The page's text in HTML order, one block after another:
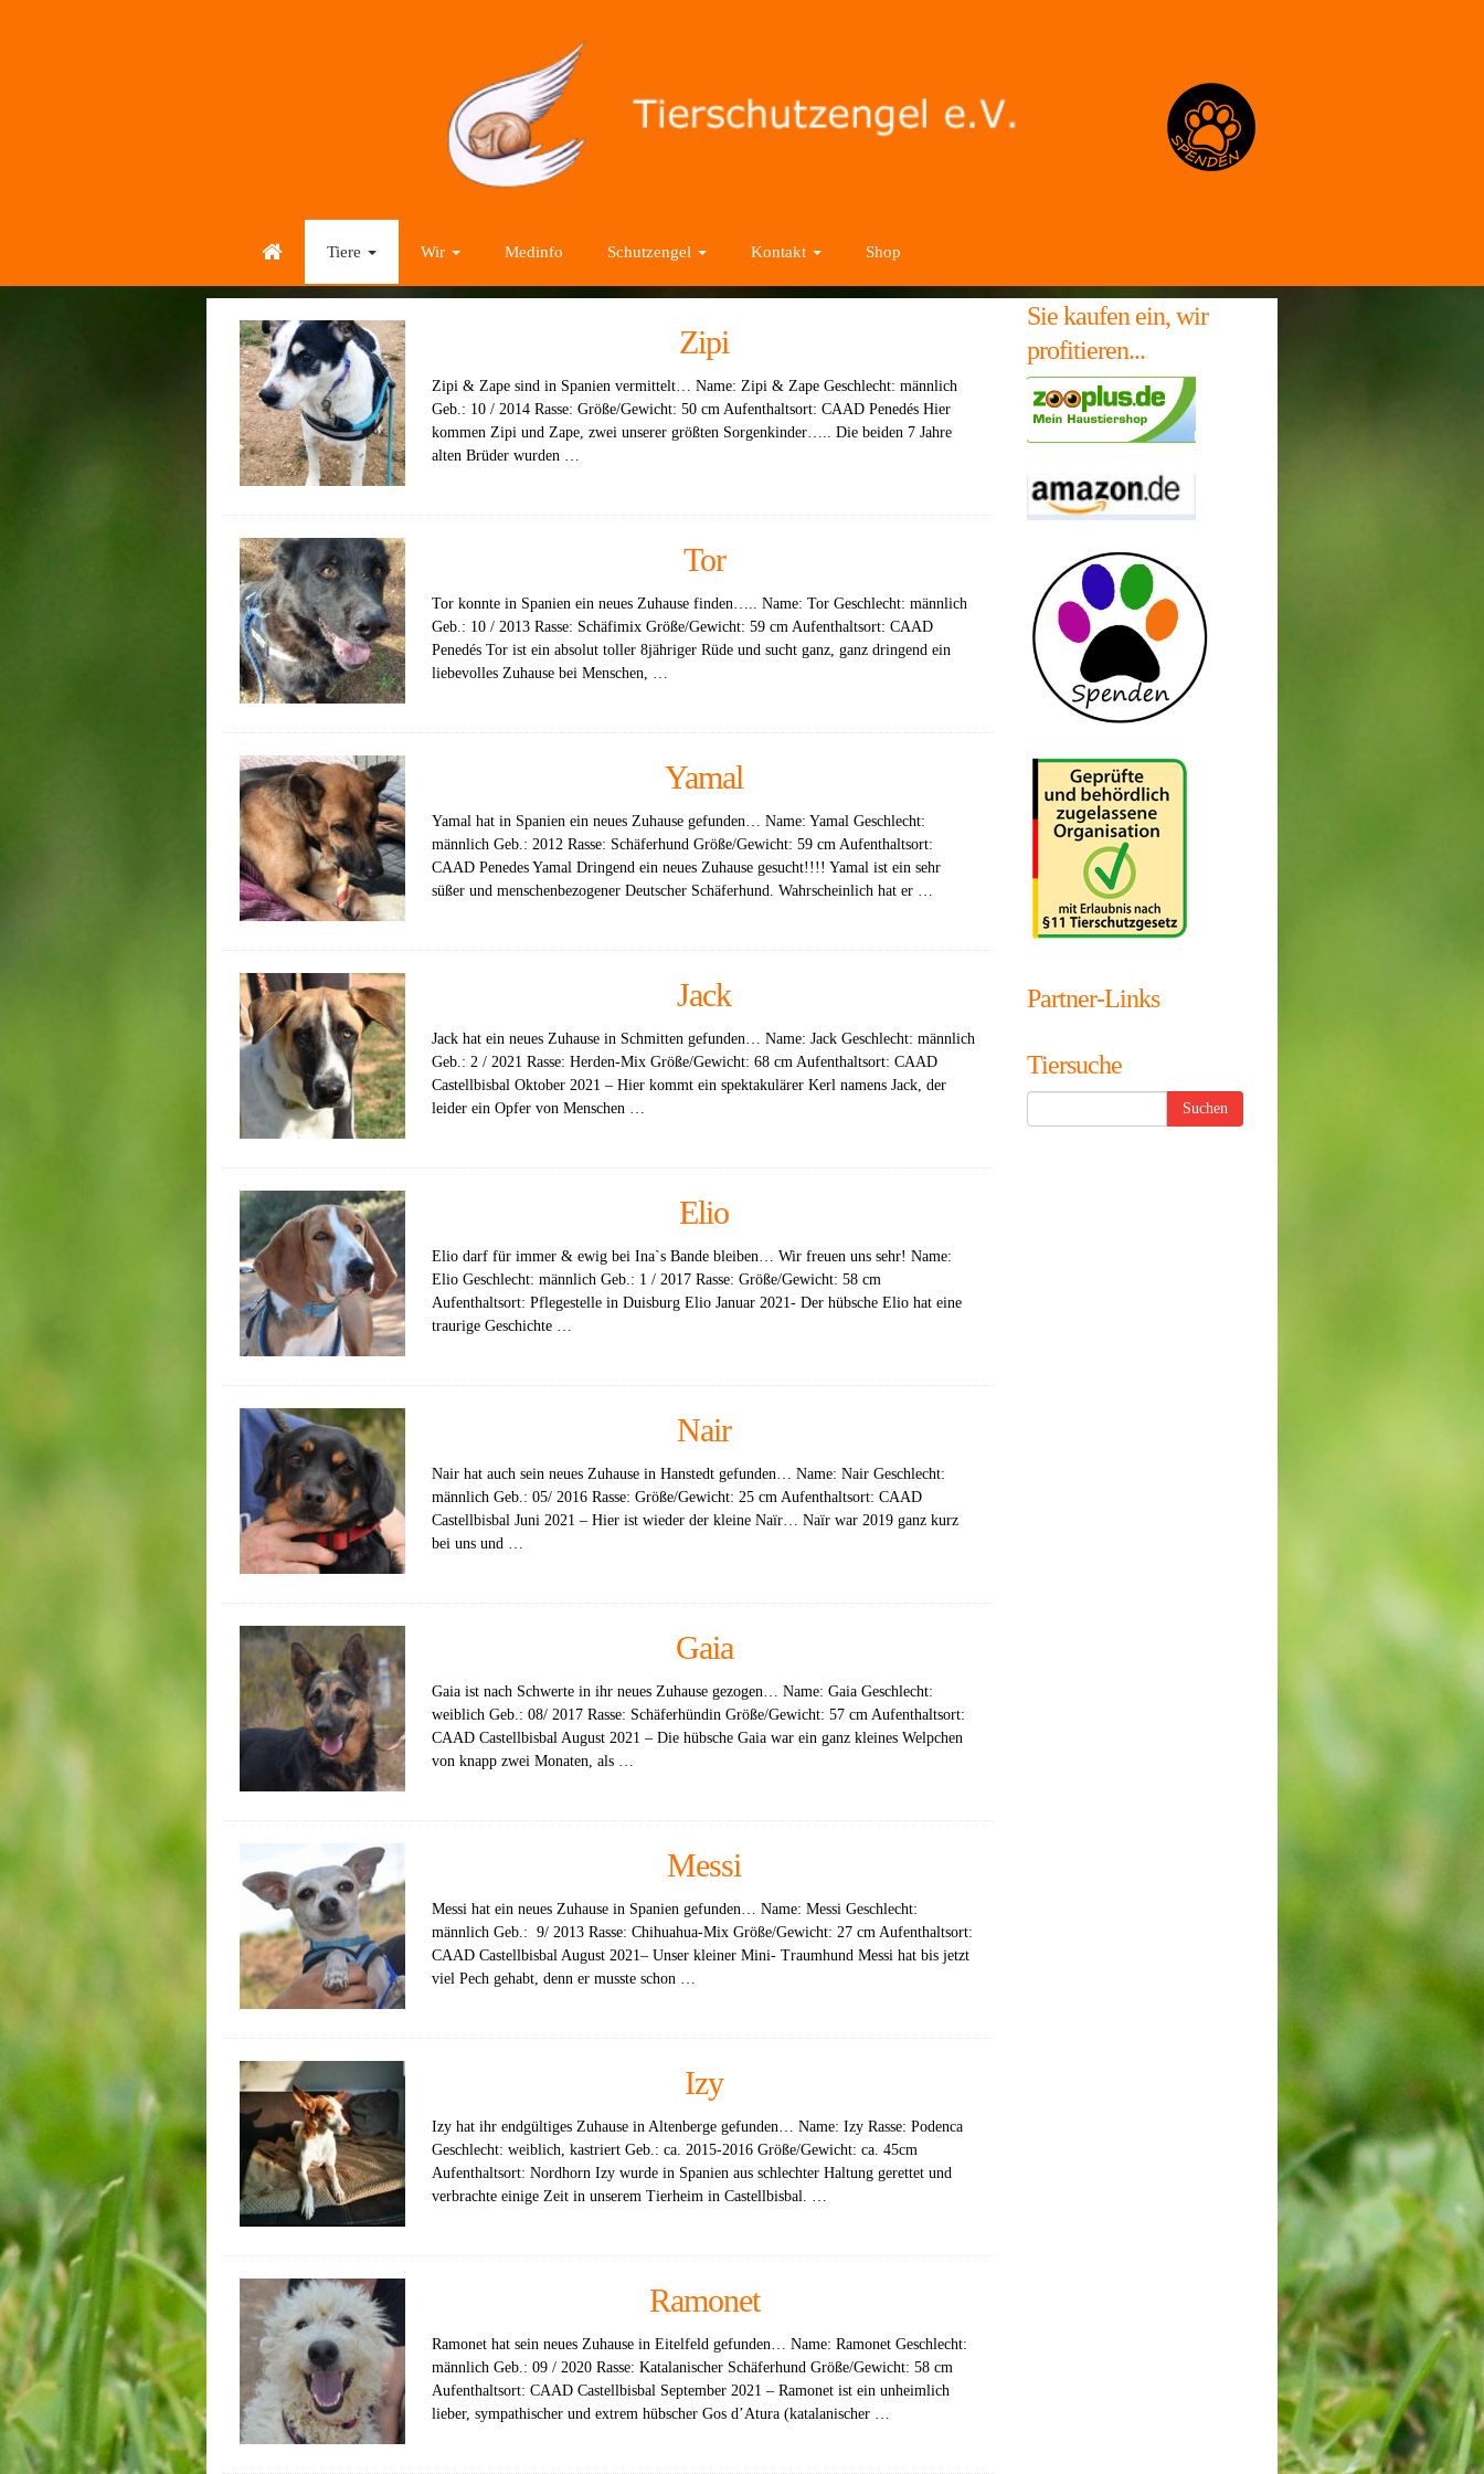
Tiere Wir Medinfo Schutzengel Kontakt Shop
Zipi
Zipi & Zape sind in Spanien vermittelt… Name: Zipi & Zape Geschlecht: männlich
Geb.: 10 / 2014 Rasse: Größe/Gewicht: 50 cm Aufenthaltsort: CAAD Penedés Hier
kommen Zipi und Zape, zwei unserer größten Sorgenkinder….. Die beiden 7 Jahre
alten Brüder wurden …
Tor
Tor konnte in Spanien ein neues Zuhause finden….. Name: Tor Geschlecht: männlich
Geb.: 10 / 2013 Rasse: Schäfimix Größe/Gewicht: 59 cm Aufenthaltsort: CAAD
Penedés Tor ist ein absolut toller 8jähriger Rüde und sucht ganz, ganz dringend ein
liebevolles Zuhause bei Menschen, …
Yamal
Yamal hat in Spanien ein neues Zuhause gefunden… Name: Yamal Geschlecht:
männlich Geb.: 2012 Rasse: Schäferhund Größe/Gewicht: 59 cm Aufenthaltsort:
CAAD Penedes Yamal Dringend ein neues Zuhause gesucht!!!! Yamal ist ein sehr
süßer und menschenbezogener Deutscher Schäferhund. Wahrscheinlich hat er …
Jack
Jack hat ein neues Zuhause in Schmitten gefunden… Name: Jack Geschlecht: männlich
Geb.: 2 / 2021 Rasse: Herden-Mix Größe/Gewicht: 68 cm Aufenthaltsort: CAAD
Castellbisbal Oktober 2021 – Hier kommt ein spektakulärer Kerl namens Jack, der
leider ein Opfer von Menschen …
Elio
Elio darf für immer & ewig bei Ina`s Bande bleiben… Wir freuen uns sehr! Name:
Elio Geschlecht: männlich Geb.: 1 / 2017 Rasse: Größe/Gewicht: 58 cm
Aufenthaltsort: Pflegestelle in Duisburg Elio Januar 2021- Der hübsche Elio hat eine
traurige Geschichte …
Nair
Nair hat auch sein neues Zuhause in Hanstedt gefunden… Name: Nair Geschlecht:
männlich Geb.: 05/ 2016 Rasse: Größe/Gewicht: 25 cm Aufenthaltsort: CAAD
Castellbisbal Juni 2021 – Hier ist wieder der kleine Naïr… Naïr war 2019 ganz kurz
bei uns und …
Gaia
Gaia ist nach Schwerte in ihr neues Zuhause gezogen… Name: Gaia Geschlecht:
weiblich Geb.: 08/ 2017 Rasse: Schäferhündin Größe/Gewicht: 57 cm Aufenthaltsort:
CAAD Castellbisbal August 2021 – Die hübsche Gaia war ein ganz kleines Welpchen
von knapp zwei Monaten, als …
Messi
Messi hat ein neues Zuhause in Spanien gefunden… Name: Messi Geschlecht:
männlich Geb.: 9/ 2013 Rasse: Chihuahua-Mix Größe/Gewicht: 27 cm Aufenthaltsort:
CAAD Castellbisbal August 2021– Unser kleiner Mini- Traumhund Messi hat bis jetzt
viel Pech gehabt, denn er musste schon …
Izy
Izy hat ihr endgültiges Zuhause in Altenberge gefunden… Name: Izy Rasse: Podenca
Geschlecht: weiblich, kastriert Geb.: ca. 2015-2016 Größe/Gewicht: ca. 45cm
Aufenthaltsort: Nordhorn Izy wurde in Spanien aus schlechter Haltung gerettet und
verbrachte einige Zeit in unserem Tierheim in Castellbisbal. …
Ramonet
Ramonet hat sein neues Zuhause in Eitelfeld gefunden… Name: Ramonet Geschlecht:
männlich Geb.: 09 / 2020 Rasse: Katalanischer Schäferhund Größe/Gewicht: 58 cm
Aufenthaltsort: CAAD Castellbisbal September 2021 – Ramonet ist ein unheimlich
lieber, sympathischer und extrem hübscher Gos d’Atura (katalanischer …
Sie kaufen ein, wir
profitieren...
Partner-Links
Tiersuche